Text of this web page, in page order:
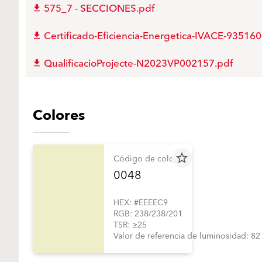
575_7 - SECCIONES.pdf
Certificado-Eficiencia-Energetica-IVACE-
QualificacioProjecte-N2023VP002157.pdf
Colores
star_border
Código de color
0048
HEX: #EEEEC9
RGB: 238/238/201
TSR: ≥25
Valor de referencia de luminosidad: 82